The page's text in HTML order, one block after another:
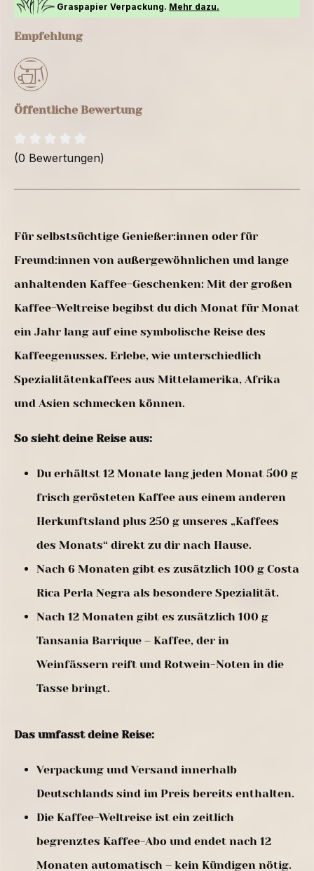
Graspapier Verpackung. Mehr dazu.
Empfehlung
Öffentliche Bewertung
(0 Bewertungen)
Für selbstsüchtige Genießer:innen oder für
Freund:innen von außergewöhnlichen und lange
anhaltenden Kaffee-Geschenken: Mit der großen
Kaffee-Weltreise begibst du dich Monat für Monat
ein Jahr lang auf eine symbolische Reise des
Kaffeegenusses. Erlebe, wie unterschiedlich
Spezialitätenkaffees aus Mittelamerika, Afrika
und Asien schmecken können.
So sieht deine Reise aus:
Du erhältst 12 Monate lang jeden Monat 500 g
frisch gerösteten Kaffee aus einem anderen
Herkunftsland plus 250 g unseres „Kaffees
des Monats“ direkt zu dir nach Hause.
Nach 6 Monaten gibt es zusätzlich 100 g Costa
Rica Perla Negra als besondere Spezialität.
Nach 12 Monaten gibt es zusätzlich 100 g
Tansania Barrique – Kaffee, der in
Weinfässern reift und Rotwein-Noten in die
Tasse bringt.
Das umfasst deine Reise:
Verpackung und Versand innerhalb
Deutschlands sind im Preis bereits enthalten.
Die Kaffee-Weltreise ist ein zeitlich
begrenztes Kaffee-Abo und endet nach 12
Monaten automatisch – kein Kündigen nötig.